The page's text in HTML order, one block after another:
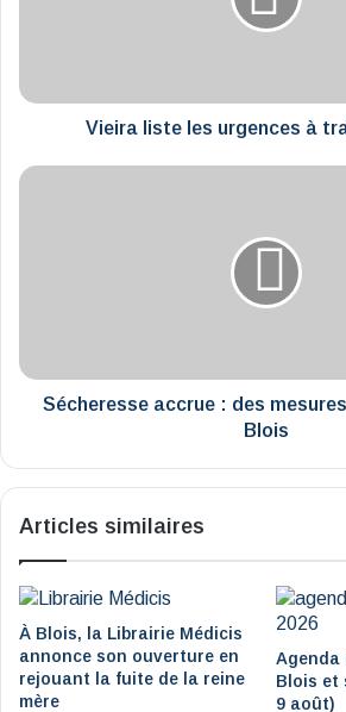
Vieira liste les urgences à
Sécheresse
Blois
Sécheresse accrue : des
Blois
Articles similaires
À Blois, la Librairie Médicis
annonce son ouverture en
rejouant la fuite de la reine
mère
Agenda
Blois et
9 août)